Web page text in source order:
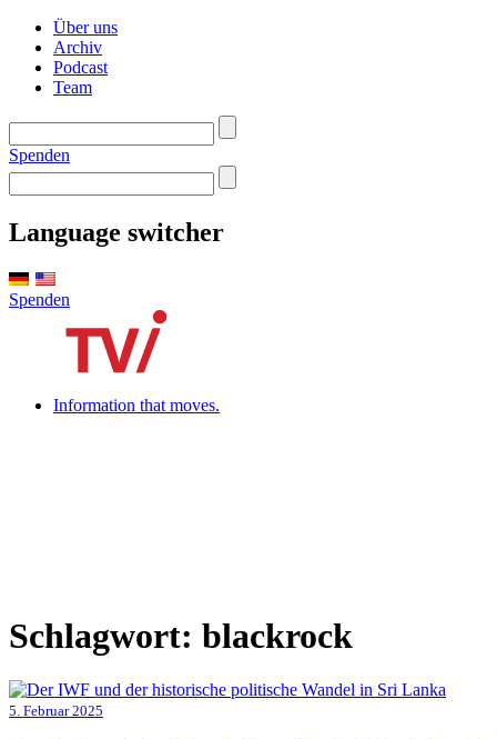
Über uns
Archiv
Podcast
Team
Spenden
Language switcher
Spenden
Information that moves.
Schlagwort: blackrock
5. Februar 2025